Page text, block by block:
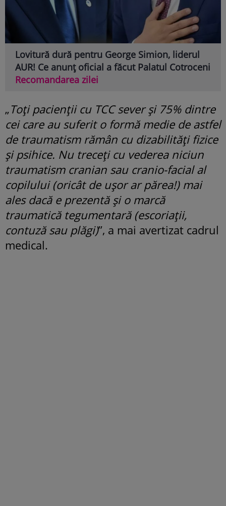
Lovitură dură pentru George Simion, liderul
AUR! Ce anunț oficial a făcut Palatul Cotroceni
Recomandarea zilei
„Toți pacienții cu TCC sever și 75% dintre
cei care au suferit o formă medie de astfel
de traumatism rămân cu dizabilități fizice
și psihice. Nu treceți cu vederea niciun
traumatism cranian sau cranio-facial al
copilului (oricât de ușor ar părea!) mai
ales dacă e prezentă și o marcă
traumatică tegumentară (escoriații,
contuză sau plăgi)”, a mai avertizat cadrul
medical.